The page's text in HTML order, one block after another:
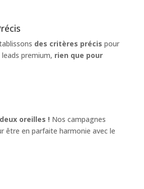
des critères précis pour
premium, rien que pour
oreilles ! Nos campagnes
être en parfaite harmonie avec le